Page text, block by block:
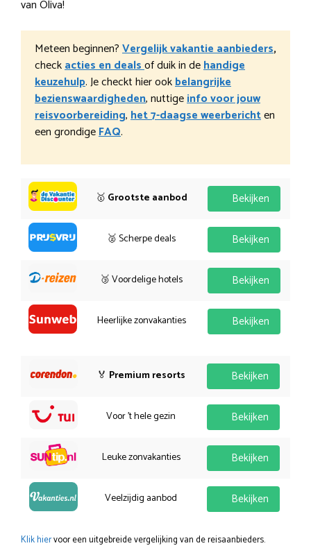
van Oliva!
Meteen beginnen?Vergelijk vakantie aanbieders,
checkacties en dealsof duik in dehandige
keuzehulp. Je checkt hier ookbelangrijke
bezienswaardigheden, nuttigeinfo voor jouw
reisvoorbereiding,het 7-daagse weerberichten
een grondigeFAQ.
🥇 Grootste aanbod Bekijken
🥈 Scherpe deals Bekijken
🥉 Voordelige hotels Bekijken
Heerlijke zonvakanties Bekijken
🏅 Premium resorts Bekijken
Voor 't hele gezin Bekijken
Leuke zonvakanties Bekijken
Veelzijdig aanbod Bekijken
Klik hiervoor een uitgebreide vergelijking van de reisaanbieders.